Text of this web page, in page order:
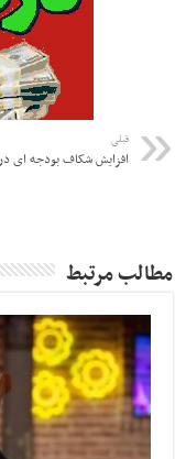
قبلی
افزایش شکاف بودجه ای در
مطالب مرتبط